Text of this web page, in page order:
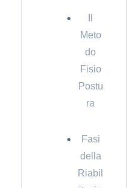
Meto
do
Fisio
Postu
ra
Fasi
della
Riabil